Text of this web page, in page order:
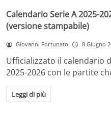
Calendario Serie A 2025-
(versione stampabile)
Giovanni Fortunato 8 Giugno
Ufficializzato il calendario
2025-2026 con le partite
Leggi di più